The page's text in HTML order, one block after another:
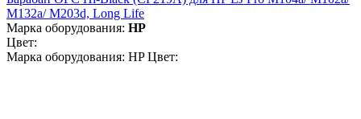
M132a/ M203d, Long Life
Марка оборудования: HP
Цвет:
Марка оборудования: HP Цвет: